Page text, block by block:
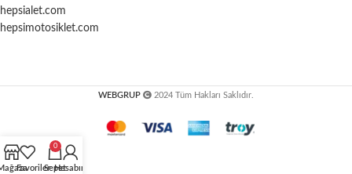
hepsialet.com
hepsimotosiklet.com
WEBGRUP 2024 Tüm Hakları Saklıdır.
Favoriler
0
SepetHesabım